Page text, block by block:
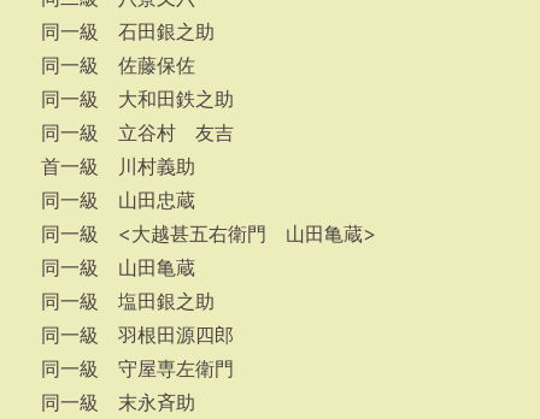
同一級 石田銀之助
同一級 佐藤保佐
同一級 大和田鉄之助
同一級 立谷村 友吉
首一級 川村義助
同一級 山田忠蔵
同一級 <大越甚五右衛門 山田亀蔵>
同一級 山田亀蔵
同一級 塩田銀之助
同一級 羽根田源四郎
同一級 守屋専左衛門
同一級 末永斉助